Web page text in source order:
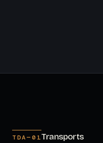
TDA—01Transports